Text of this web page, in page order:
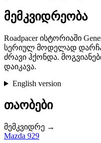
მემკვიდრეობა
Roadpacer ისტორიაში
სერიულ მოდელად
ძრავი ჰქონდა.
დაიკავა.
English version
თაობები
მემკვიდრე →
Mazda 929